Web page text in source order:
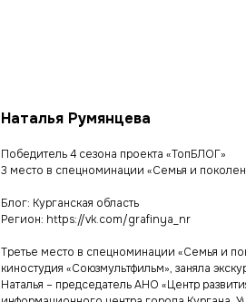
Наталья Румянцева
Победитель 4 сезона проекта «ТопБЛОГ»
3 место в спецноминации «Семья и
Блог: Курганская область
Регион: https://vk.com/grafinya_nr
Третье место в спецноминации «Семья и
киностудия «Союзмультфильм», заняла
Наталья – председатель АНО «Центр